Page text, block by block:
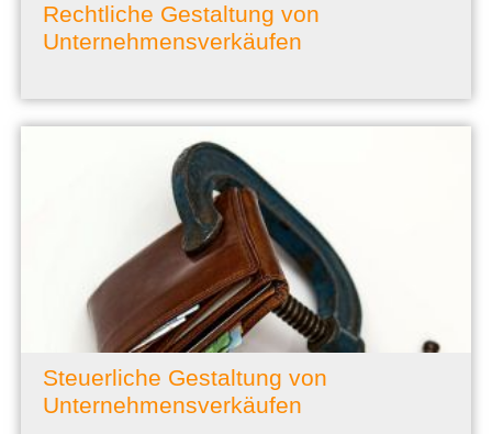
Rechtliche Gestaltung von
Unternehmensverkäufen
Steuerliche Gestaltung von
Unternehmensverkäufen